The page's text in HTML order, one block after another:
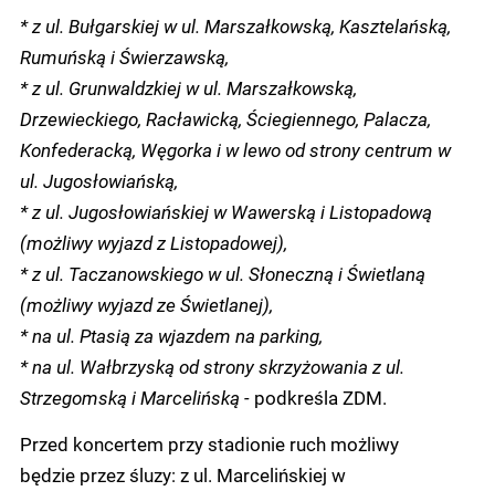
* z ul. Bułgarskiej w ul. Marszałkowską, Kasztelańską,
Rumuńską i Świerzawską,
* z ul. Grunwaldzkiej w ul. Marszałkowską,
Drzewieckiego, Racławicką, Ściegiennego, Palacza,
Konfederacką, Węgorka i w lewo od strony centrum w
ul. Jugosłowiańską,
* z ul. Jugosłowiańskiej w Wawerską i Listopadową
(możliwy wyjazd z Listopadowej),
* z ul. Taczanowskiego w ul. Słoneczną i Świetlaną
(możliwy wyjazd ze Świetlanej),
* na ul. Ptasią za wjazdem na parking,
* na ul. Wałbrzyską od strony skrzyżowania z ul.
Strzegomską i Marcelińską - podkreśla ZDM.
Przed koncertem przy stadionie ruch możliwy
będzie przez śluzy: z ul. Marcelińskiej w